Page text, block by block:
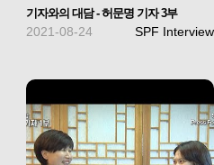
기자와의 대담 - 허문명 기자 3부
2021-08-24 SPF Interview